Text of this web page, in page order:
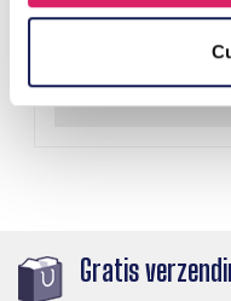
Gratis